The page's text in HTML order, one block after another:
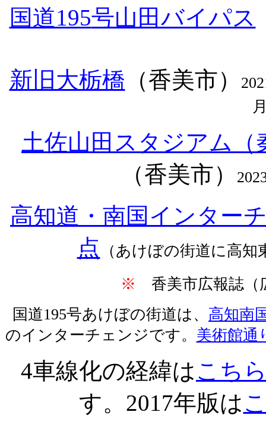
国道195号山田バイパス
新旧大栃橋 （香美市）
土佐山田スタジアム
（香美市）
高知道・南国インター
点
（あけぼの街道に高
※
香美市広報誌（
国道195号あけぼの街道は、 高知南
のインターチェンジです。 美術館通
4車線化の経緯はこち
す。 2017年版は